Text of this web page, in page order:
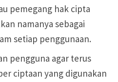
pemegang hak cipta
namanya sebagai
setiap penggunaan.
pengguna agar terus
ciptaan yang digunakan